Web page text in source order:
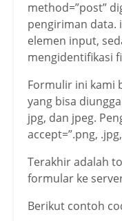
method=”post”
pengiriman data.
elemen input,
mengidentifikasi
Formulir ini kami
yang bisa
jpg, dan jpeg.
accept=”.png,
Terakhir adalah
formular ke
Berikut contoh